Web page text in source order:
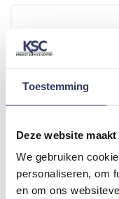
Toestemming
Deze website
We gebruiken
personaliseren, om
en om ons
E-mailadres retailer
Naam klant*